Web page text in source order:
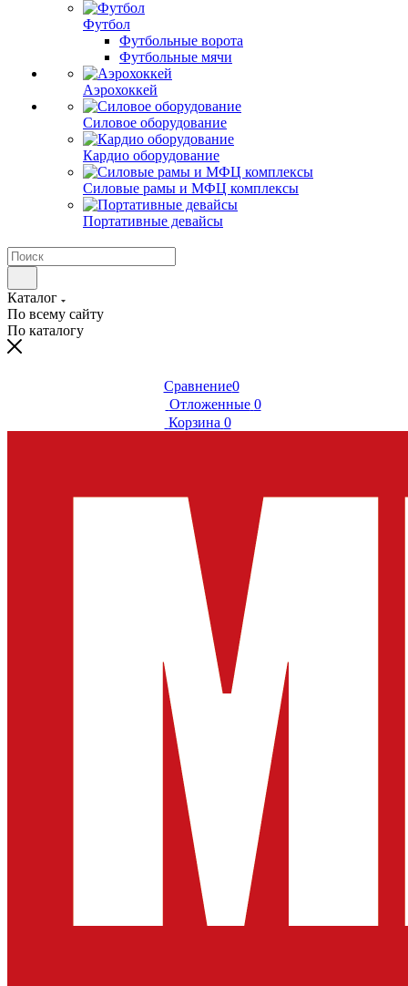
Футбол
Футбольные ворота
Футбольные мячи
Аэрохоккей
Силовое оборудование
Кардио оборудование
Силовые рамы и МФЦ комплексы
Портативные девайсы
Каталог
По всему сайту
По каталогу
Сравнение0
Отложенные 0
Корзина 0